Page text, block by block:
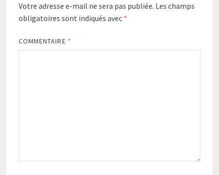
Votre adresse e-mail ne sera pas publiée. Les champs
obligatoires sont indiqués avec *
COMMENTAIRE *